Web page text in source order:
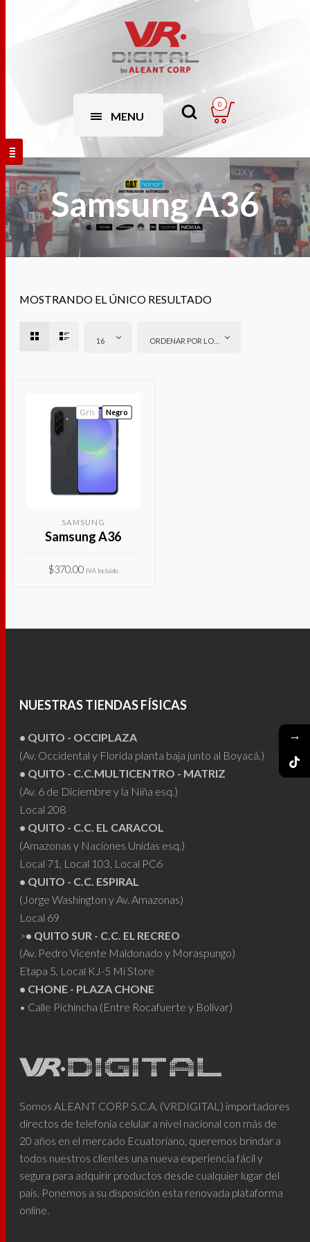
MENU
0
Samsung A36
MOSTRANDO EL ÚNICO RESULTADO
16 ORDENAR POR LOS ÚLTIMOS
Gris Negro
SAMSUNG
Samsung A36
$370.00 IVA Incluido
tiene
opciones
en
página
de
producto
NUESTRAS TIENDAS FÍSICAS
• QUITO - OCCIPLAZA
(Av. Occidental y Florida planta baja junto al Boyacá.)
• QUITO - C.C.MULTICENTRO - MATRIZ
(Av. 6 de Diciembre y la Niña esq.)
Local 208
• QUITO - C.C. EL CARACOL
(Amazonas y Naciones Unidas esq.)
Local 71, Local 103, Local PC6
• QUITO - C.C. ESPIRAL
(Jorge Washington y Av. Amazonas)
Local 69
>• QUITO SUR - C.C. EL RECREO
(Av. Pedro Vicente Maldonado y Moraspungo)
Etapa 5, Local KJ-5 Mi Store
• CHONE - PLAZA CHONE
• Calle Pichincha (Entre Rocafuerte y Bolívar)
Somos ALEANT CORP S.C.A. (VRDIGITAL) importadores
directos de telefonía celular a nivel nacional con más de
20 años en el mercado Ecuatoriano, queremos brindar a
todos nuestros clientes una nueva experiencia fácil y
segura para adquirir productos desde cualquier lugar del
país. Ponemos a su disposición esta renovada plataforma
online.
→